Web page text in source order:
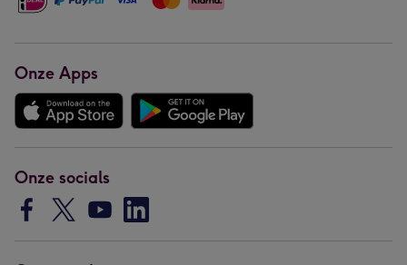
Onze Apps
Onze socials